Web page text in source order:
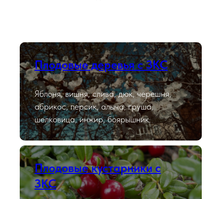
Плодовые деревья с ЗКС
Яблоня, вишня, слива, дюк, черешня,
абрикос, персик, алыча, груша,
шелковица, инжир, боярышник.
Плодовые кустарники с
ЗКС